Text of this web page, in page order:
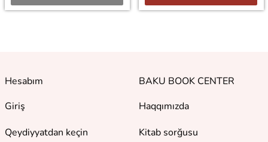
Hesabım
Giriş
Qeydiyyatdan keçin
BAKU BOOK CENTER
Haqqımızda
Kitab sorğusu